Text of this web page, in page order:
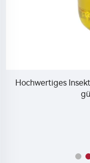
Hochwertiges